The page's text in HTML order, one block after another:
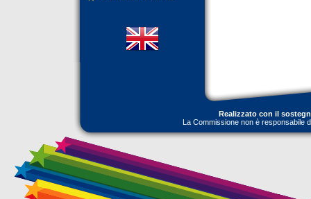
Realizzato con il
La Commissione non è responsabile